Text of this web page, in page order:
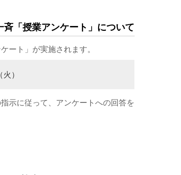
斉「授業アンケート」について
ート」が実施されます。
）
示に従って、アンケートへの回答を